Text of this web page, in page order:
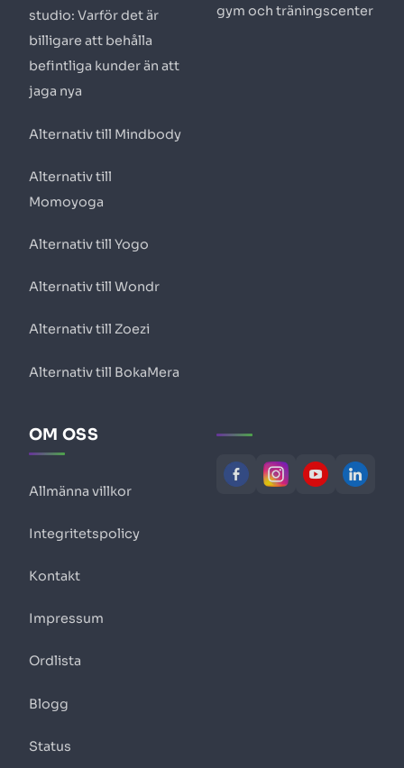
studio: Varför det är
billigare att behålla
befintliga kunder än att
jaga nya
Alternativ till Mindbody
Alternativ till
Momoyoga
Alternativ till Yogo
Alternativ till Wondr
Alternativ till Zoezi
Alternativ till BokaMera
gym och träningscenter
OM OSS
Allmänna villkor
Integritetspolicy
Kontakt
Impressum
Ordlista
Blogg
Status